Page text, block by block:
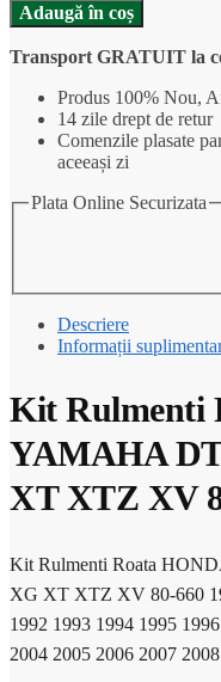
Cantitate
Kit
Rulmenti
HONDA
YAMAHA
TT
1986-
2009
Adaugă în coș
Transport GRATUIT la
Produs 100% Nou,
14 zile drept de retur
Comenzile plasate
aceeași zi
Plata Online Securizata
Descriere
Informații
Kit Rulmenti
YAMAHA
XT XTZ XV
Kit Rulmenti Roata
XG XT XTZ XV 80-660
1992 1993 1994 1995
2004 2005 2006 2007